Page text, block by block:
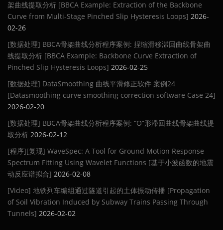
架曲线提取分析 [BBCA Example: Extraction of the Backbone
Curve from Multi-Stage Pinched Slip Hysteresis Loops] 2026-
02-26
[数据处理] BBCA骨架曲线分析程序案例: 捏缩滑移滞回曲线骨架曲
线提取分析 [BBCA Example: Backbone Curve Extraction of
Pinched Slip Hysteresis Loops] 2026-02-25
[数据处理] DataSmoothing 曲线平滑修正软件 案例24
[Datasmoothing curve smoothing correction software Case 24]
2026-02-20
[数据处理] BBCA骨架曲线分析程序案例: “O”形滞回曲线骨架曲线提
取分析 2026-02-12
[程序][复现] WaveSpec: A Tool for Ground Motion Response
Spectrum Fitting Using Wavelet Functions [基于小波函数的地震
动反应谱拟合] 2026-02-08
[Video] 地铁列车编组通过隧道引起的土体振动传播 [Propagation
of Soil Vibration Induced by Subway Trains Passing Through
Tunnels] 2026-02-02